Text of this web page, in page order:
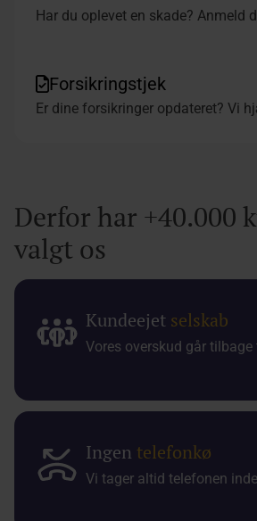
Har du oplevet en skade? Anmeld
Forsikringstjek
Er dine forsikringer opdateret? Vi
Derfor har +40.000
valgt os
Kundeejet selskab
Vores overskud går tilbage
Ingen telefonkø
Vi tager altid telefonen